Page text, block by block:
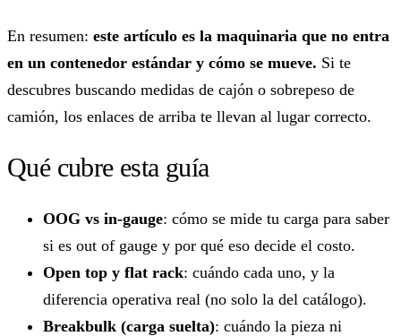
En resumen: este artículo es la maquinaria que no entra
en un contenedor estándar y cómo se mueve. Si te
descubres buscando medidas de cajón o sobrepeso de
camión, los enlaces de arriba te llevan al lugar correcto.
Qué cubre esta guía
OOG vs in-gauge: cómo se mide tu carga para saber
si es out of gauge y por qué eso decide el costo.
Open top y flat rack: cuándo cada uno, y la
diferencia operativa real (no solo la del catálogo).
Breakbulk (carga suelta): cuándo la pieza ni